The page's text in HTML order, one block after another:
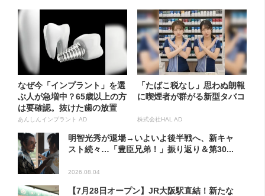
なぜ今「インプラント」を選
ぶ人が急増中？65歳以上の方
は要確認。抜けた歯の放置
は...
あんしんインプラント AD
「たばこ税なし」思わぬ朗報
に喫煙者が群がる新型タバコ
株式会社HAL AD
明智光秀が退場→いよいよ後半戦へ、新キャ
スト続々…「豊臣兄弟！」振り返り＆第30...
2026.08.04
【7月28日オープン】JR大阪駅直結！新たな